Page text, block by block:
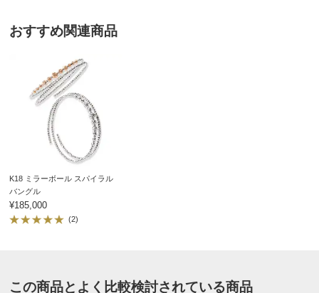
■原産国：日本製
神奈川県 50代女性
リングが苦手ですが、こちらはとても気に入りまし
た！！無くすこともなさそう！
2026/05/13
神奈川県 60代以上女性
思ったより輝きがあって豪華です
2026/02/03
おすすめ関連商品
K18 ミラーボール スパイラル
バングル
¥185,000
(2)
この商品とよく比較検討されている商品